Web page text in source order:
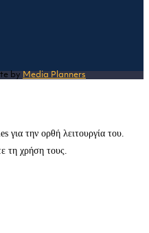
by Media Planners
για την ορθή λειτουργία του.
τη χρήση τους.